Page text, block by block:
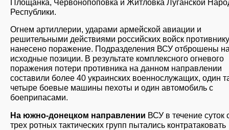
Площанка, Червонопоповка и Житловка Луганской
Республики.
Огнем артиллерии, ударами армейской авиации и
решительными действиями российских войск противнику
нанесено поражение. Подразделения ВСУ отброшены
исходные позиции. В результате комплексного огневого
поражения потери противника на данном направлении
составили более 40 украинских военнослужащих, один
четыре боевые машины пехоты и один автомобиль с
боеприпасами.
На южно-донецком направлении ВСУ в течение суток
трех ротных тактических групп пытались контратаковать